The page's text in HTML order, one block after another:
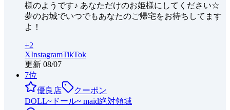
様のようです♪ あなただけのお姫様にしてください☆
夢のお城でいつでもあなたのご帰宅をお待ちしてます
よ！
+2
XInstagramTikTok
更新 08/07
7位
優良店
クーポン
DOLL~ドール~ maid絶対領域